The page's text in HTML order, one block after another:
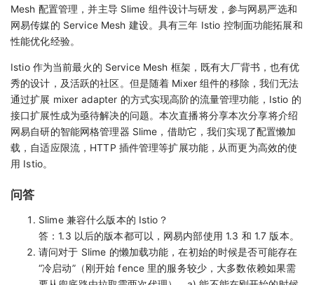
Mesh 配置管理，并主导 Slime 组件设计与研发，参与网易严选和
网易传媒的 Service Mesh 建设。具有三年 Istio 控制面功能拓展和
性能优化经验。
Istio 作为当前最火的 Service Mesh 框架，既有大厂背书，也有优
秀的设计，及活跃的社区。但是随着 Mixer 组件的移除，我们无法
通过扩展 mixer adapter 的方式实现高阶的流量管理功能，Istio 的
接口扩展性成为亟待解决的问题。本次直播将分享本次分享将介绍
网易自研的智能网格管理器 Slime，借助它，我们实现了配置懒加
载，自适应限流，HTTP 插件管理等扩展功能，从而更为高效的使
用 Istio。
问答
Slime 兼容什么版本的 Istio？
答：1.3 以后的版本都可以，网易内部使用 1.3 和 1.7 版本。
请问对于 Slime 的懒加载功能，在初始的时候是否可能存在
“冷启动”（刚开始 fence 里的服务较少，大多数依赖如果需